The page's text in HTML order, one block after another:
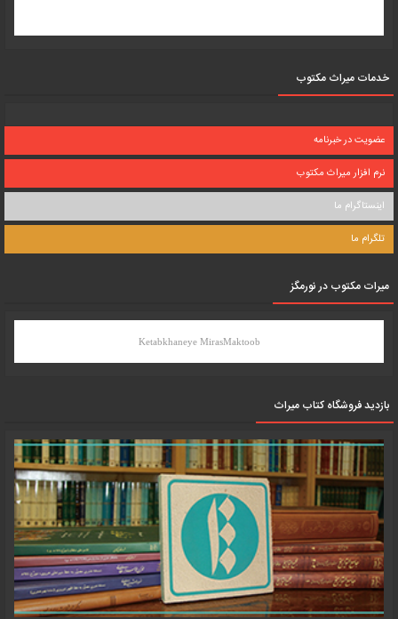
خدمات میراث مکتوب
عضویت در خبرنامه
نرم افزار میراث مکتوب
اینستاگرام ما
تلگرام ما
میرات مکتوب در نورمگز
Ketabkhaneye MirasMaktoob
بازدید فروشگاه کتاب میراث